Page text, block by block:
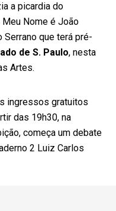
a picardia do
Nome é João
Serrano que terá pré-
de S. Paulo, nesta
Artes.
ingressos gratuitos
das 19h30, na
começa um debate
2 Luiz Carlos